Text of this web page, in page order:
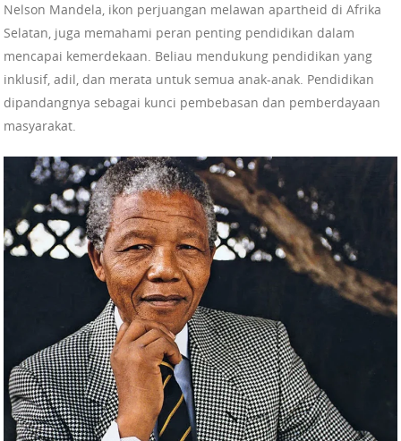
Nelson Mandela, ikon perjuangan melawan apartheid di Afrika
Selatan, juga memahami peran penting pendidikan dalam
mencapai kemerdekaan. Beliau mendukung pendidikan yang
inklusif, adil, dan merata untuk semua anak-anak. Pendidikan
dipandangnya sebagai kunci pembebasan dan pemberdayaan
masyarakat.